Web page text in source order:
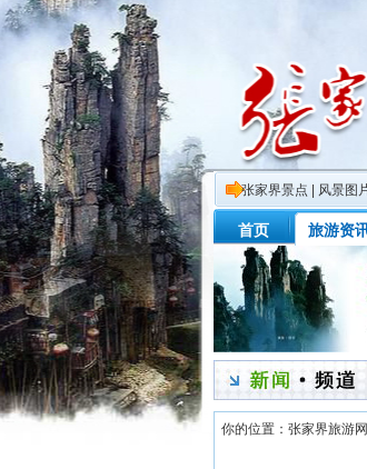
张家界景点 风景图
首页 旅游资
你的位置： 张家界旅游网